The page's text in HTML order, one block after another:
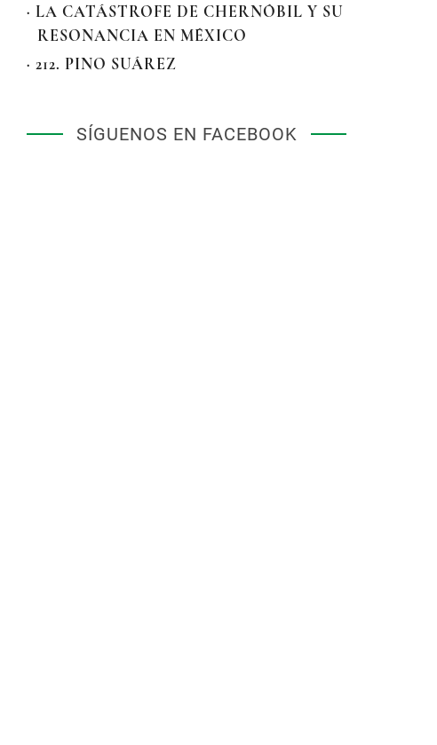
· LA CATÁSTROFE DE CHERNÓBIL Y SU
RESONANCIA EN MÉXICO
· 212. PINO SUÁREZ
SÍGUENOS EN FACEBOOK